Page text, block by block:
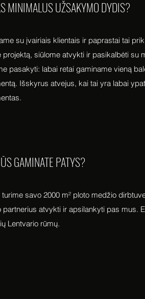
MINIMALUS UŽSAKYMO DYDIS?
su įvairiais klientais ir paprastai tai
projektą, siūlome atvykti ir pasikalbėti su
pasakyti: labai retai gaminame vieną
Išskyrus atvejus, kai tai yra labai
GAMINATE PATYS?
turime savo 2000 m² ploto medžio
partnerius atvykti ir apsilankyti pas mus.
Lentvario rūmų.